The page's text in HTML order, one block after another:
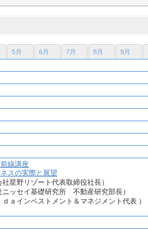
5月 6月 7月 8月 9月
線講座
スの実際と展望
社星野リゾート代表取締役社長）
ニッセイ基礎研究所 不動産研究部長）
ｄａインベストメント＆マネジメント代表 ）